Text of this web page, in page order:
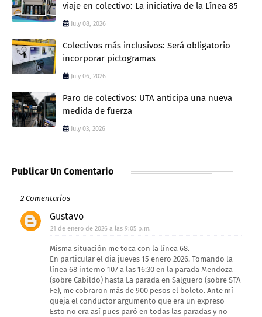
viaje en colectivo: La iniciativa de la Línea 85
July 08, 2026
Colectivos más inclusivos: Será obligatorio
incorporar pictogramas
July 06, 2026
Paro de colectivos: UTA anticipa una nueva
medida de fuerza
July 03, 2026
Publicar Un Comentario
2 Comentarios
Gustavo
21 de enero de 2026 a las 9:05 p.m.
Misma situación me toca con la línea 68.
En particular el dia jueves 15 enero 2026. Tomando la
línea 68 interno 107 a las 16:30 en la parada Mendoza
(sobre Cabildo) hasta La parada en Salguero (sobre STA
Fe), me cobraron más de 900 pesos el boleto. Ante mí
queja el conductor argumento que era un expreso
Esto no era así pues paró en todas las paradas y no